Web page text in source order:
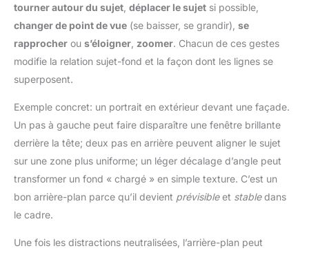
tourner autour du sujet déplacer le sujet si possible,
changer de point de vue (se baisser, se grandir), se
rapprocher ou s’éloigner zoomer. Chacun de ces gestes
modifie la relation sujet-fond et la façon dont les lignes se
superposent.
Exemple concret: un portrait en extérieur devant une façade.
Un pas à gauche peut faire disparaître une fenêtre brillante
derrière la tête; deux pas en arrière peuvent aligner le sujet
sur une zone plus uniforme; un léger décalage d’angle peut
transformer un fond « chargé » en simple texture. C’est un
bon arrière-plan parce qu’il devient prévisibleet stabledans
le cadre.
Une fois les distractions neutralisées, l’arrière-plan peut